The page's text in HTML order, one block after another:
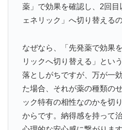
薬」で効果を確認し、2回
ェネリック」へ切り替える
なぜなら、「先発薬で効果
リックへ切り替える」とい
落としがちですが、万が一
た場合、それが薬の種類の
ック特有の相性なのかを切
からです。納得感を持って